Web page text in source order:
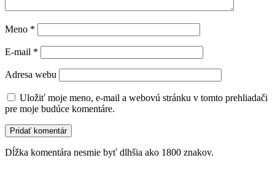
Meno *
E-mail *
Adresa webu
Uložiť moje meno, e-mail a webovú stránku v tomto prehliadači
pre moje budúce komentáre.
Dĺžka komentára nesmie byť dlhšia ako 1800 znakov.